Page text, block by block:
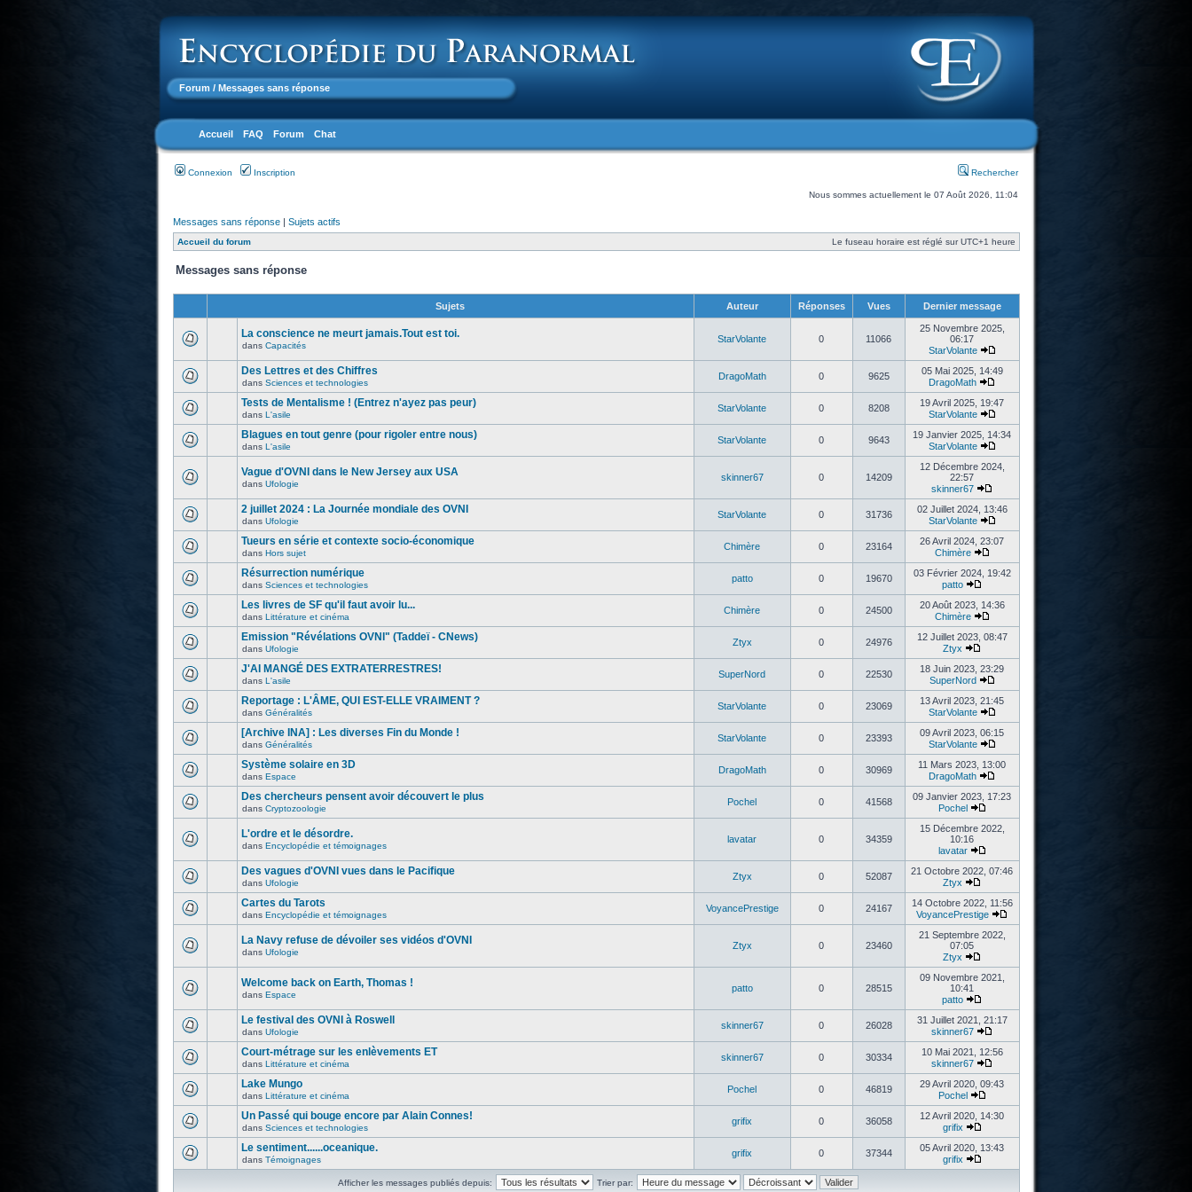
Forum / Messages sans réponse
Accueil FAQ Forum Chat
Connexion Inscription Rechercher
Nous sommes actuellement le 07 Août 2026, 11:04
Messages sans réponse| Sujets actifs
Accueil du forum Le fuseau horaire est réglé sur UTC+1 heure
Messages sans réponse
Sujets Auteur Réponses Vues Dernier message
La conscience ne meurt jamais.Tout est toi.
dans Capacités
StarVolante 0 11066
25 Novembre 2025,
06:17
StarVolante
Des Lettres et des Chiffres
dans Sciences et technologies
DragoMath 0 9625
05 Mai 2025, 14:49
DragoMath
Tests de Mentalisme ! (Entrez n'ayez pas peur)
dans L'asile
StarVolante 0 8208
19 Avril 2025, 19:47
StarVolante
Blagues en tout genre (pour rigoler entre nous)
dans L'asile
StarVolante 0 9643
19 Janvier 2025, 14:34
StarVolante
Vague d'OVNI dans le New Jersey aux USA
dans Ufologie
skinner67 0 14209
12 Décembre 2024,
22:57
skinner67
2 juillet 2024 : La Journée mondiale des OVNI
dans Ufologie
StarVolante 0 31736
02 Juillet 2024, 13:46
StarVolante
Tueurs en série et contexte socio-économique
dans Hors sujet
Chimère 0 23164
26 Avril 2024, 23:07
Chimère
Résurrection numérique
dans Sciences et technologies
patto 0 19670
03 Février 2024, 19:42
patto
Les livres de SF qu'il faut avoir lu...
dans Littérature et cinéma
Chimère 0 24500
20 Août 2023, 14:36
Chimère
Emission "Révélations OVNI" (Taddeï - CNews)
dans Ufologie
Ztyx 0 24976
12 Juillet 2023, 08:47
Ztyx
J'AI MANGÉ DES EXTRATERRESTRES!
dans L'asile
SuperNord 0 22530
18 Juin 2023, 23:29
SuperNord
Reportage : L'ÂME, QUI EST-ELLE VRAIMENT ?
dans Généralités
StarVolante 0 23069
13 Avril 2023, 21:45
StarVolante
[Archive INA] : Les diverses Fin du Monde !
dans Généralités
StarVolante 0 23393
09 Avril 2023, 06:15
StarVolante
Système solaire en 3D
dans Espace
DragoMath 0 30969
11 Mars 2023, 13:00
DragoMath
Des chercheurs pensent avoir découvert le plus
dans Cryptozoologie
Pochel 0 41568
09 Janvier 2023, 17:23
Pochel
L'ordre et le désordre.
dans Encyclopédie et témoignages
lavatar 0 34359
15 Décembre 2022,
10:16
lavatar
Des vagues d'OVNI vues dans le Pacifique
dans Ufologie
Ztyx 0 52087
21 Octobre 2022, 07:46
Ztyx
Cartes du Tarots
dans Encyclopédie et témoignages
VoyancePrestige 0 24167
14 Octobre 2022, 11:56
VoyancePrestige
La Navy refuse de dévoiler ses vidéos d'OVNI
dans Ufologie
Ztyx 0 23460
21 Septembre 2022,
07:05
Ztyx
Welcome back on Earth, Thomas !
dans Espace
patto 0 28515
09 Novembre 2021,
10:41
patto
Le festival des OVNI à Roswell
dans Ufologie
skinner67 0 26028
31 Juillet 2021, 21:17
skinner67
Court-métrage sur les enlèvements ET
dans Littérature et cinéma
skinner67 0 30334
10 Mai 2021, 12:56
skinner67
Lake Mungo
dans Littérature et cinéma
Pochel 0 46819
29 Avril 2020, 09:43
Pochel
Un Passé qui bouge encore par Alain Connes!
dans Sciences et technologies
grifix 0 36058
12 Avril 2020, 14:30
grifix
Le sentiment......oceanique.
dans Témoignages
grifix 0 37344
05 Avril 2020, 13:43
grifix
Afficher les messages publiés depuis: Trier par: